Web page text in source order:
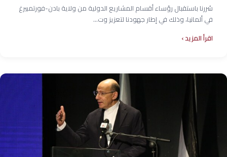
سُررنا باستقبال رؤساء أقسام المشاريع الدولية من ولاية بادن-فورتمبيرغ
في ألمانيا، وذلك في إطار جهودنا لتعزيز وت...
اقرأ المزيد